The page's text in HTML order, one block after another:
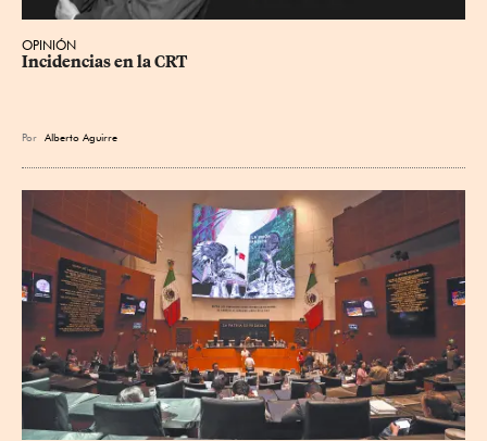
OPINIÓN
Incidencias en la CRT
Por Alberto Aguirre